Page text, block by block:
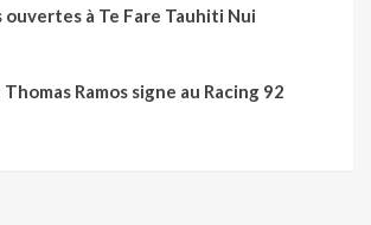
à Te Fare Tauhiti Nui
Ramos signe au Racing 92